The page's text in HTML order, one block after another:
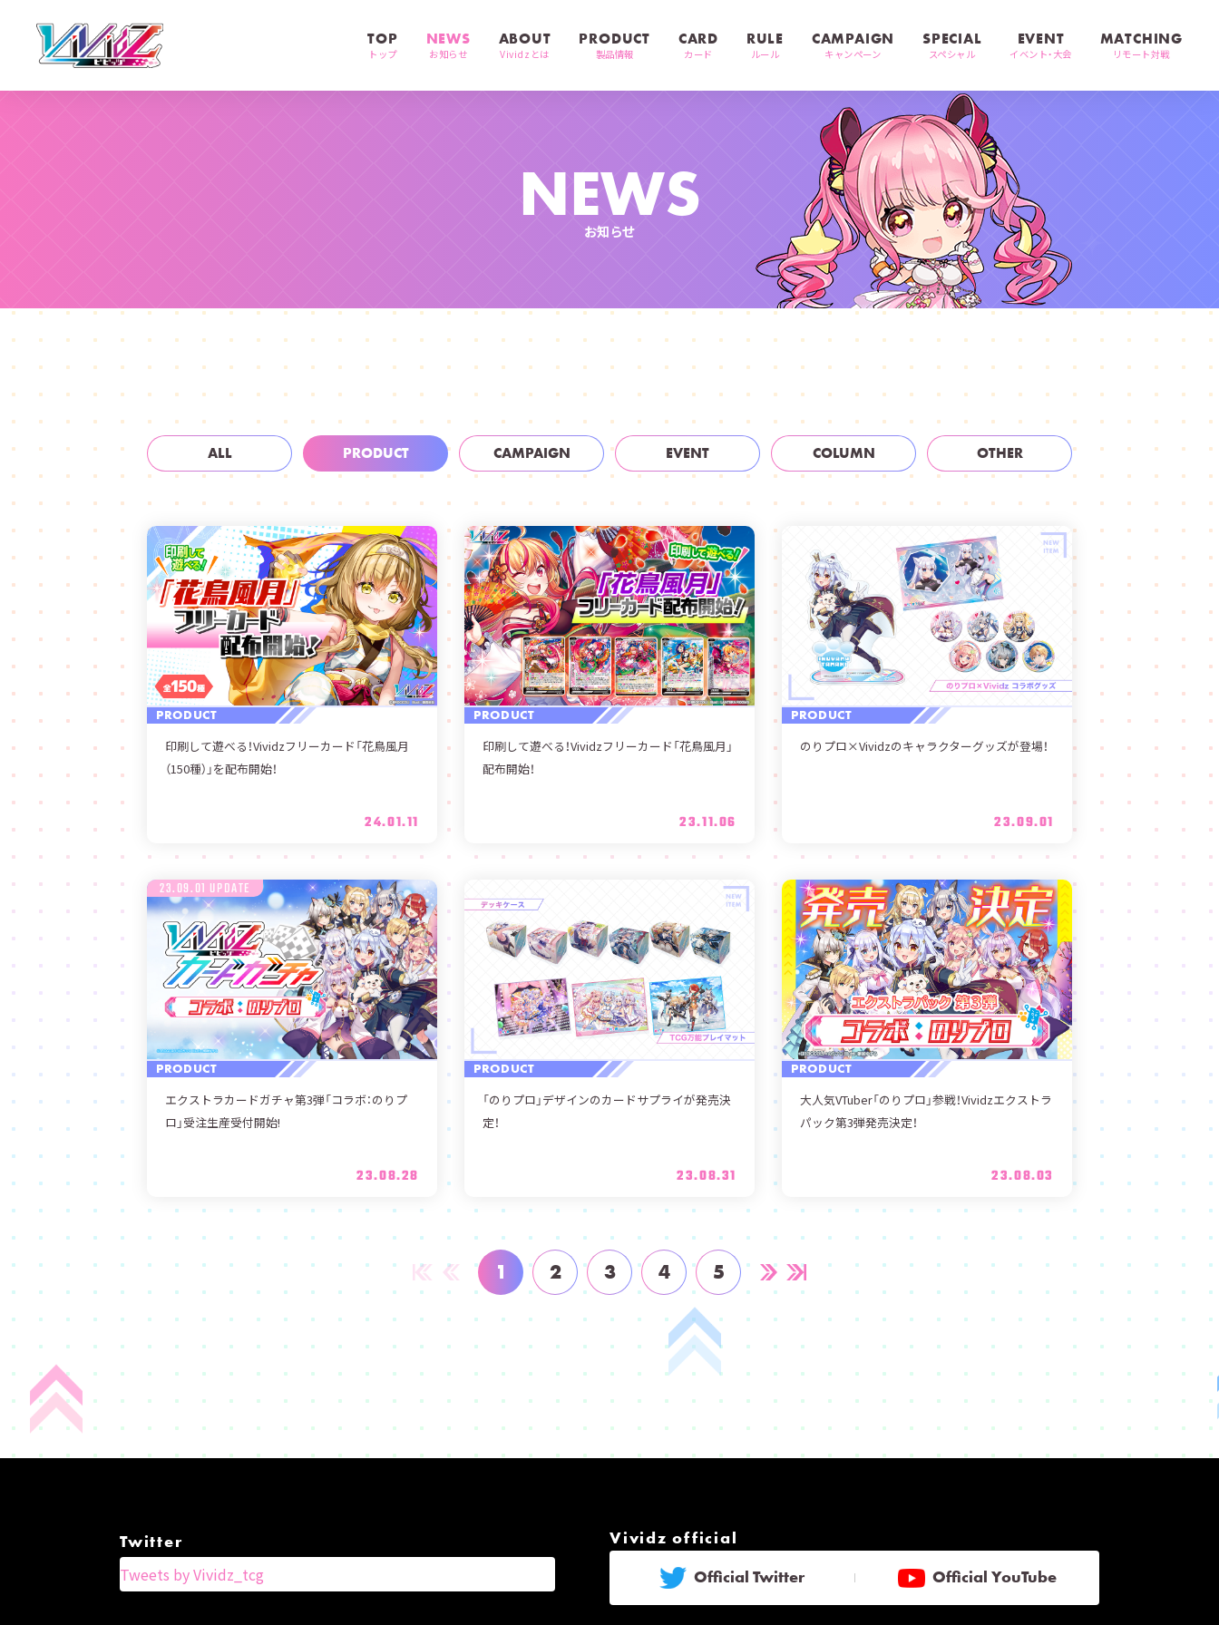
TOP
トップ
NEWS
お知らせ
ABOUT
Vividzとは
PRODUCT
製品情報
CARD
カード
RULE
ルール
CAMPAIGN
キャンペーン
SPECIAL
スペシャル
EVENT
イベント・大会
MATCHING
リモート対戦
NEWS
お知らせ
ALL PRODUCT CAMPAIGN EVENT COLUMN OTHER
PRODUCT
印刷して遊べる！Vividzフリーカード「花鳥風月
（150種）」を配布開始！
24.01.11
PRODUCT
印刷して遊べる！Vividzフリーカード「花鳥風月」
配布開始！
23.11.06
PRODUCT
のりプロ×Vividzのキャラクターグッズが登場！
23.09.01
23.09.01 UPDATE
PRODUCT
エクストラカードガチャ第3弾「コラボ：のりプ
ロ」受注生産受付開始!
23.08.28
PRODUCT
「のりプロ」デザインのカードサプライが発売決
定！
23.08.31
PRODUCT
大人気VTuber「のりプロ」参戦！Vividzエクストラ
パック第3弾発売決定！
23.08.03
1 2 3 4 5
Twitter
Tweets by Vividz_tcg
Vividz official
Official Twitter
Official YouTube